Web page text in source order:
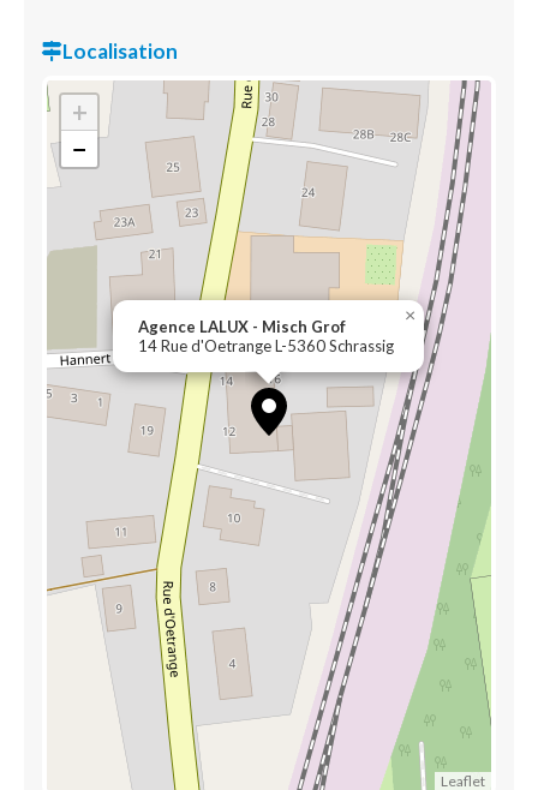
Localisation
Agence LALUX - Misch Grof
14 Rue d'Oetrange L-5360 Schrassig
×
+
−
Leaflet